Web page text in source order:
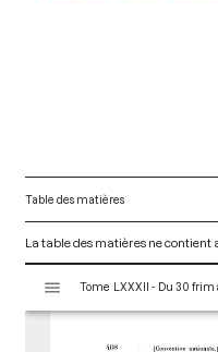
Table des matières
La table des matières ne contient
s